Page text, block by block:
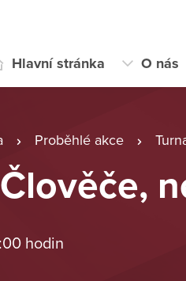
Hlavní stránka O nás
Proběhlé akce
hodin